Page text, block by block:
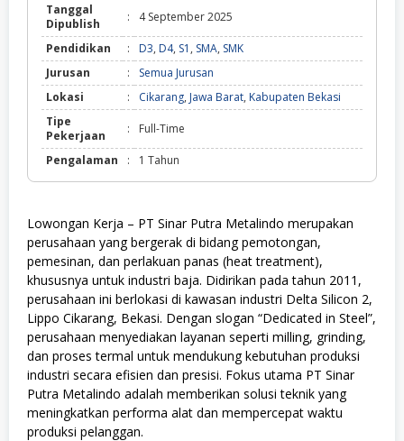
Tanggal
Dipublish
: 4 September 2025
Pendidikan : D3, D4, S1 , SMA, SMK
Jurusan
:
Semua Jurusan
Lokasi
: Cikarang, Jawa Barat, Kabupaten Bekasi
Tipe
Pekerjaan
: Full-Time
Pengalaman : 1 Tahun
Lowongan Kerja – PT Sinar Putra Metalindo merupakan
perusahaan yang bergerak di bidang pemotongan,
pemesinan, dan perlakuan panas (heat treatment),
khususnya untuk industri baja. Didirikan pada tahun 2011,
perusahaan ini berlokasi di kawasan industri Delta Silicon 2,
Lippo Cikarang, Bekasi. Dengan slogan “Dedicated in Steel”,
perusahaan menyediakan layanan seperti milling, grinding,
dan proses termal untuk mendukung kebutuhan produksi
industri secara efisien dan presisi. Fokus utama PT Sinar
Putra Metalindo adalah memberikan solusi teknik yang
meningkatkan performa alat dan mempercepat waktu
produksi pelanggan.